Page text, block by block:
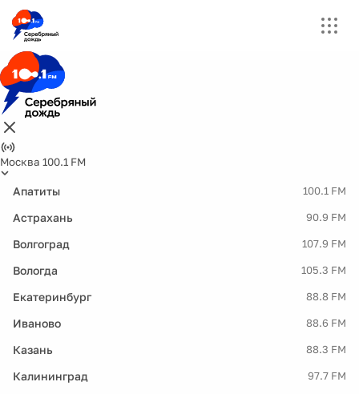
Москва 100.1 FM
Апатиты 100.1 FM
Астрахань 90.9 FM
Волгоград 107.9 FM
Вологда 105.3 FM
Екатеринбург 88.8 FM
Иваново 88.6 FM
Казань 88.3 FM
Калининград 97.7 FM